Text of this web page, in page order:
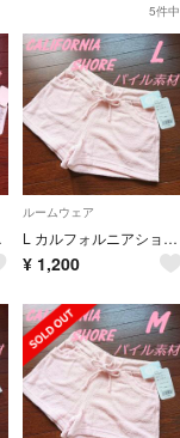
5件
リーン
ルームウェア
L カルフォルニアショア パイル素材 ショートパンツ タオル地 ピンク
¥ 1,200